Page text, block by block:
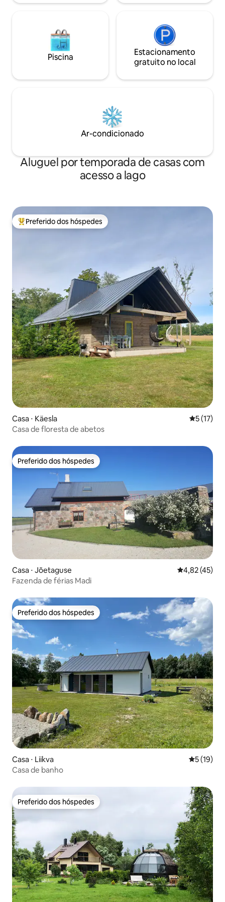
Piscina
Estacionamento
gratuito no local
Ar-condicionado
Aluguel por temporada de casas com
acesso a lago
Entre os melhores preferidos dos hóspedes
Preferido dos hóspedes
Casa ⋅ Käesla 5 de uma
5 (17)
Casa de floresta de abetos
Preferido dos hóspedes
Preferido dos hóspedes
Casa ⋅ Jõetaguse 4,82 de uma
4,82 (45)
Fazenda de férias Madi
Preferido dos hóspedes
Preferido dos hóspedes
Casa ⋅ Liikva 5 de uma
5 (19)
Casa de banho
Preferido dos hóspedes
Preferido dos hóspedes